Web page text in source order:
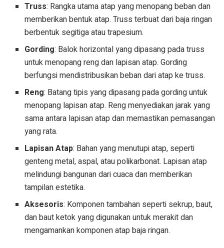
Truss: Rangka utama atap yang menopang beban dan
memberikan bentuk atap. Truss terbuat dari baja ringan
berbentuk segitiga atau trapesium.
Gording: Balok horizontal yang dipasang pada truss
untuk menopang reng dan lapisan atap. Gording
berfungsi mendistribusikan beban dari atap ke truss.
Reng: Batang tipis yang dipasang pada gording untuk
menopang lapisan atap. Reng menyediakan jarak yang
sama antara lapisan atap dan memastikan pemasangan
yang rata.
Lapisan Atap: Bahan yang menutupi atap, seperti
genteng metal, aspal, atau polikarbonat. Lapisan atap
melindungi bangunan dari cuaca dan memberikan
tampilan estetika.
Aksesoris: Komponen tambahan seperti sekrup, baut,
dan baut ketok yang digunakan untuk merakit dan
mengamankan komponen atap baja ringan.